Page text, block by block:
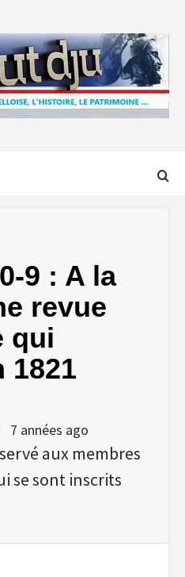
9 : A la
revue
qui
1821
7 années ago
aux membres
se sont inscrits